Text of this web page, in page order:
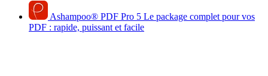
Ashampoo® PDF Pro 5 Le package complet pour vos
PDF : rapide, puissant et facile